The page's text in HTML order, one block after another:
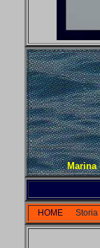
Marina
HOME Storia